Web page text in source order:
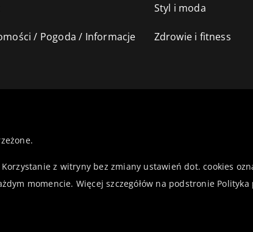
Styl i moda
/ Pogoda / Informacje Zdrowie i fitness
z witryny bez zmiany ustawień dot. cookies
momencie. Więcej szczegółów na podstronie Polityka